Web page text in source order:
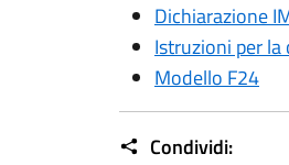
Dichiarazione
Istruzioni per
Modello F24
Condividi: